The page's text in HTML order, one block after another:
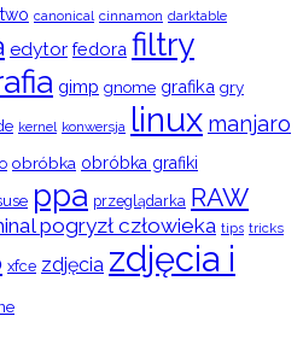
canonical cinnamon darktable
edytor fedora filtry
gimp gnome grafika gry
kernel konwersja linux manjaro
obróbka obróbka grafiki
ppa przeglądarka RAW
pogryzł człowieka tips tricks
xfce zdjęcia zdjęcia i